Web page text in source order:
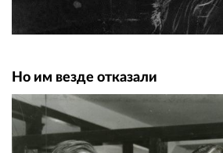
Но им везде отказали